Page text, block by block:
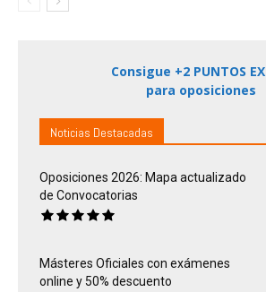
Consigue +2 PUNTOS
para oposiciones
Noticias Destacadas
Oposiciones 2026: Mapa actualizado
de Convocatorias
Másteres Oficiales con exámenes
online y 50% descuento